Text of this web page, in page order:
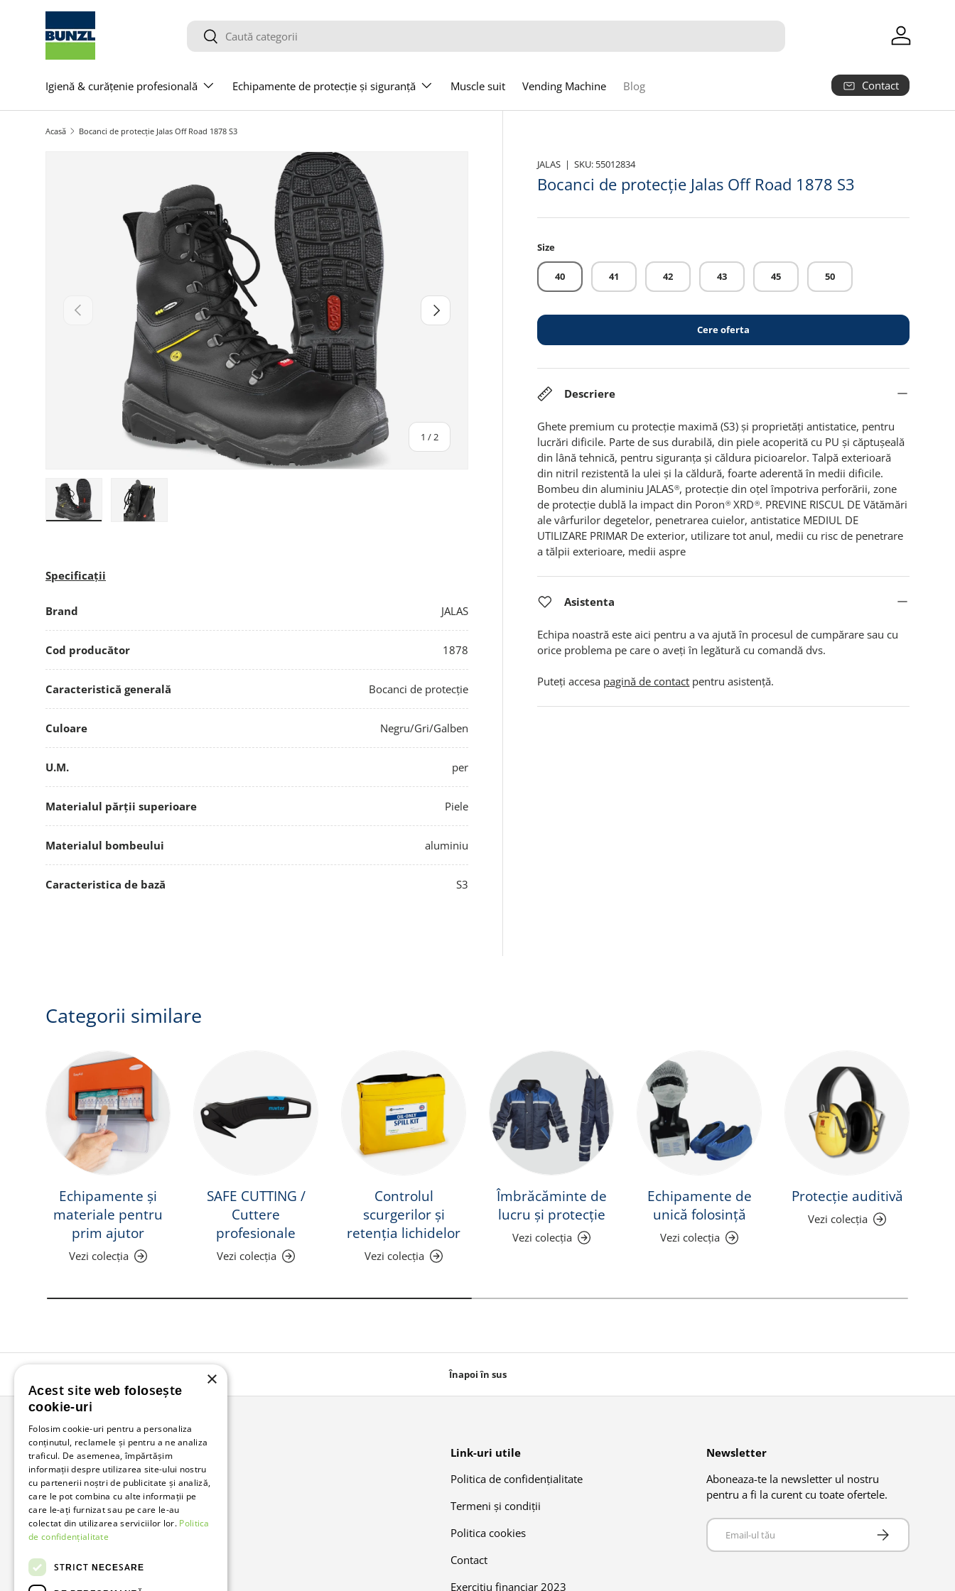
Salt la conținut Caută
Caută
Igienă & curățenie profesională Echipamente de protecție și siguranță Muscle suit Vending Machine Blog Contact
Acasă Bocanci de protecție Jalas Off Road 1878 S3
Anterior
1 /din
2
Următor
JALAS |SKU: 55012834
Bocanci de protecție Jalas Off Road 1878 S3
Size
40 41 42 43 45 50
Cere oferta
Descriere
Ghete premium cu protecție maximă (S3) și proprietăți antistatice, pentru
lucrări dificile. Parte de sus durabilă, din piele acoperită cu PU și căptușeală
din lână tehnică, pentru siguranța și căldura picioarelor. Talpă exterioară
din nitril rezistentă la ulei și la căldură, foarte aderentă în medii dificile.
Bombeu din aluminiu JALAS®, protecție din oțel împotriva perforării, zone
de protecție dublă la impact din Poron® XRD®. PREVINE RISCUL DE Vătămări
ale vârfurilor degetelor, penetrarea cuielor, antistatice MEDIUL DE
UTILIZARE PRIMAR De exterior, utilizare tot anul, medii cu risc de penetrare
a tălpii exterioare, medii aspre
Asistenta
Echipa noastră este aici pentru a va ajută în procesul de cumpărare sau cu
orice problema pe care o aveți în legătură cu comandă dvs.
Puteți accesa pagină de contact pentru asistență.
Specificații
Brand JALAS
Cod producător 1878
Caracteristică generală Bocanci de protecție
Culoare Negru/Gri/Galben
U.M. per
Materialul părții superioare Piele
Materialul bombeului aluminiu
Caracteristica de bază S3
Categorii similare
Echipamente și
materiale pentru
prim ajutor
Vezi colecția
SAFE CUTTING /
Cuttere
profesionale
Vezi colecția
Controlul
scurgerilor și
retenția lichidelor
Vezi colecția
Îmbrăcăminte de
lucru și protecție
Vezi colecția
Echipamente de
unică folosință
Vezi colecția
Protecție auditivă
Vezi colecția
Înapoi în sus
Bunzl Romania
Soluții complete pentru afacerea ta.
FacebookLinkedIn
Link-uri utile
Politica de confidențialitate
Termeni și condiții
Politica cookies
Contact
Exercitiu financiar 2023
Newsletter
Aboneaza-te la newsletter ul nostru
pentru a fi la curent cu toate ofertele.
Email Abonează-te
×
Acest site web folosește
cookie-uri
Folosim cookie-uri pentru a personaliza
conținutul, reclamele și pentru a ne analiza
traficul. De asemenea, împărtășim
informații despre utilizarea site-ului nostru
cu partenerii noștri de publicitate și analiză,
care le pot combina cu alte informații pe
care le-ați furnizat sau pe care le-au
colectat din utilizarea serviciilor lor. Politica
de confidențialitate
STRICT NECESARE